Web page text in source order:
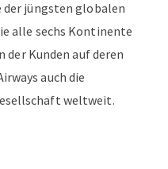
jüngsten globalen
alle sechs Kontinente
der Kunden auf deren
auch die
weltweit.